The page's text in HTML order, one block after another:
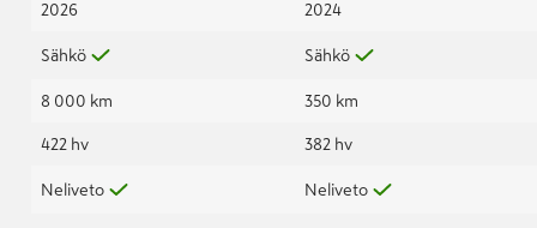
2026
Sähkö
8 000 km
422 hv
Neliveto
2024
Sähkö
350 km
382 hv
Neliveto